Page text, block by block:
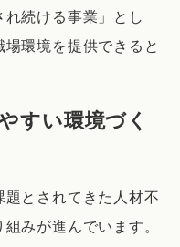
続ける事業」とし
環境を提供できると
い環境づく
とされてきた人材不
みが進んでいます。